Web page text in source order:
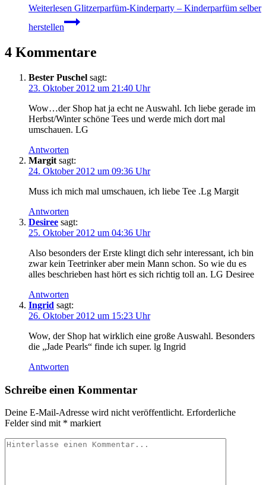
Weiterlesen Glitzerparfüm-Kinderparty – Kinderparfüm selber
herstellen
4 Kommentare
Bester Puschel sagt:
23. Oktober 2012 um 21:40 Uhr
Wow…der Shop hat ja echt ne Auswahl. Ich liebe gerade im
Herbst/Winter schöne Tees und werde mich dort mal
umschauen. LG
Antworten
Margit sagt:
24. Oktober 2012 um 09:36 Uhr
Muss ich mich mal umschauen, ich liebe Tee .Lg Margit
Antworten
Desiree sagt:
25. Oktober 2012 um 04:36 Uhr
Also besonders der Erste klingt dich sehr interessant, ich bin
zwar kein Teetrinker aber mein Mann schon. So wie du es
alles beschrieben hast hört es sich richtig toll an. LG Desiree
Antworten
Ingrid sagt:
26. Oktober 2012 um 15:23 Uhr
Wow, der Shop hat wirklich eine große Auswahl. Besonders
die „Jade Pearls“ finde ich super. lg Ingrid
Antworten
Schreibe einen Kommentar
Deine E-Mail-Adresse wird nicht veröffentlicht. Erforderliche
Felder sind mit * markiert